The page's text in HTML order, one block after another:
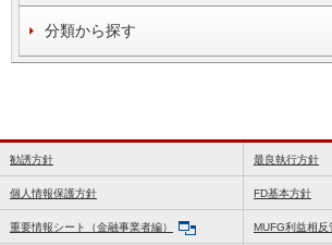
分類から探す
勧誘方針 最良執行方針
個人情報保護方針 FD基本方針
重要情報シート（金融事業者編） MUFG利益相反